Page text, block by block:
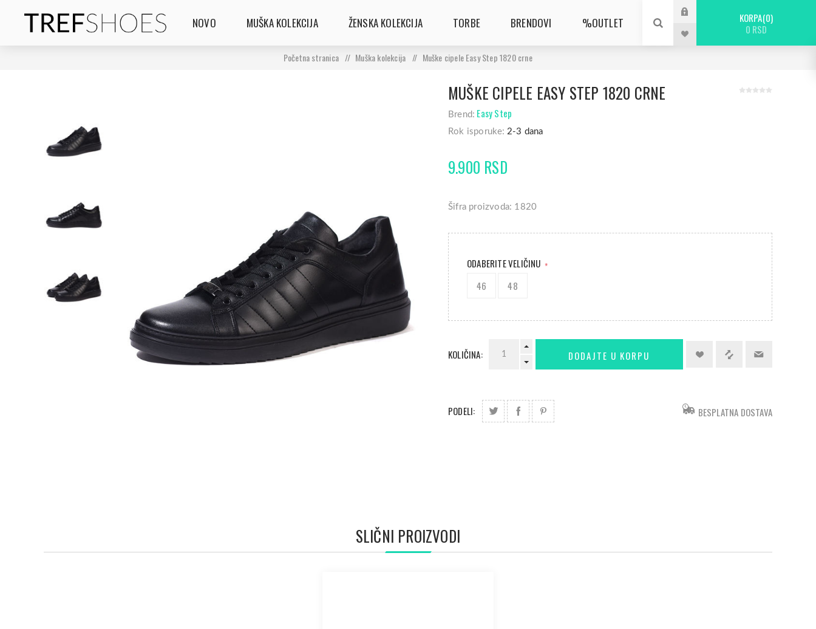
NOVO MUŠKA KOLEKCIJA ŽENSKA KOLEKCIJA TORBE BRENDOVI %OUTLET KORPA 0
0 RSD
Početna stranica / Muška kolekcija / Muške cipele Easy Step 1820 crne
MUŠKE CIPELE EASY STEP 1820 CRNE
Brend: Easy Step
Rok isporuke: 2-3 dana
9.900 RSD
Šifra proizvoda: 1820
ODABERITE VELIČINU *
46 48
KOLIČINA:
PODELI: BESPLATNA DOSTAVA
SLIČNI PROIZVODI